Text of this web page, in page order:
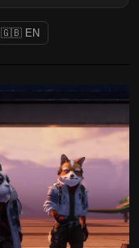
🇬🇧 EN